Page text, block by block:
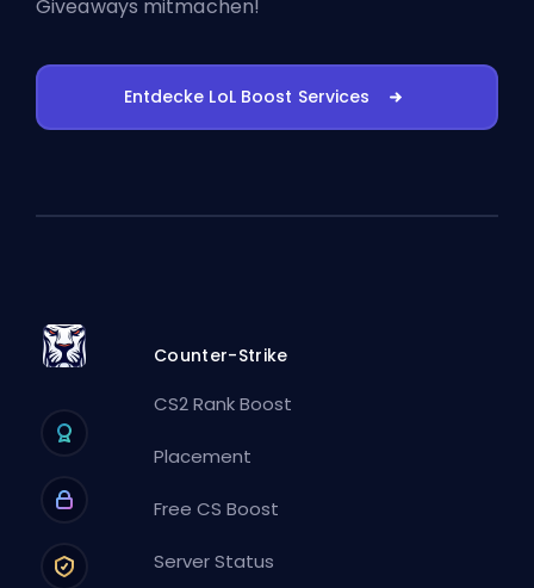
Giveaways mitmachen!
Entdecke LoL Boost Services
Counter-Strike
CS2 Rank Boost
Placement
Free CS Boost
Server Status